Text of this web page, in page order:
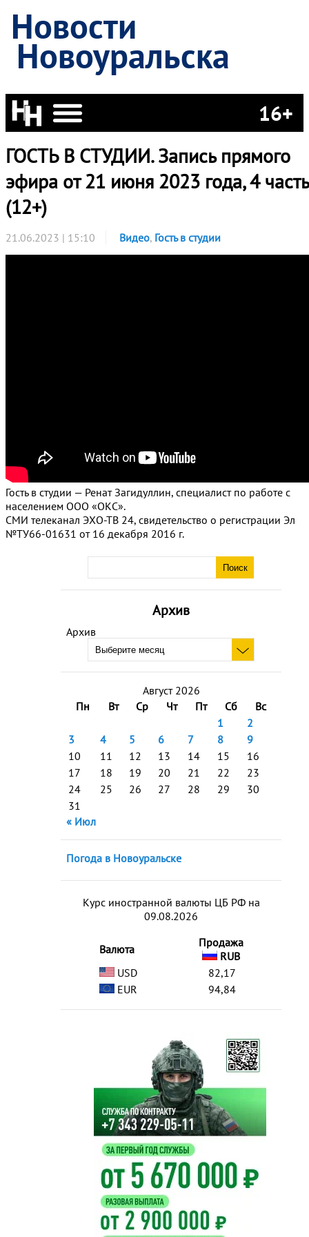
Новости
Новоуральска
16+
Архив
Архив
Август 2026
Пн
Вт Ср Чт Пт Сб
Вс
1
2
3
4 5 6 7 8
9
10
11 12 13 14 15
16
17
18 19 20 21 22
23
24
25 26 27 28 29
30
31
« Июл
Погода в Новоуральске
Курс иностранной валюты ЦБ РФ на
09.08.2026
Валюта
Продажа
RUB
USD
82,17
EUR
94,84
ГОСТЬ В СТУДИИ. Запись прямого
эфира от 21 июня 2023 года, 4 часть
(12+)
21.06.2023 | 15:10 Видео, Гость в студии
Гость в студии — Ренат Загидуллин, специалист по работе с
населением ООО «ОКС».
СМИ телеканал ЭХО-ТВ 24, свидетельство о регистрации Эл
№ТУ66-01631 от 16 декабря 2016 г.